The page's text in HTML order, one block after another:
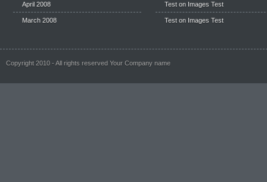
April 2008
March 2008
Test on Images Test
Test on Images Test
Copyright 2010 - All rights reserved Your Company name